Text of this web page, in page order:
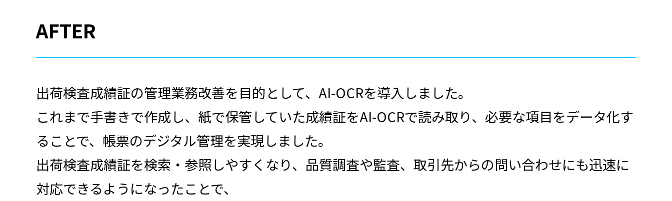
AFTER
出荷検査成績証の管理業務改善を目的として、AI-OCRを導入しました。
これまで手書きで作成し、紙で保管していた成績証をAI-OCRで読み取り、必要な項目をデータ化す
ることで、帳票のデジタル管理を実現しました。
出荷検査成績証を検索・参照しやすくなり、品質調査や監査、取引先からの問い合わせにも迅速に
対応できるようになったことで、